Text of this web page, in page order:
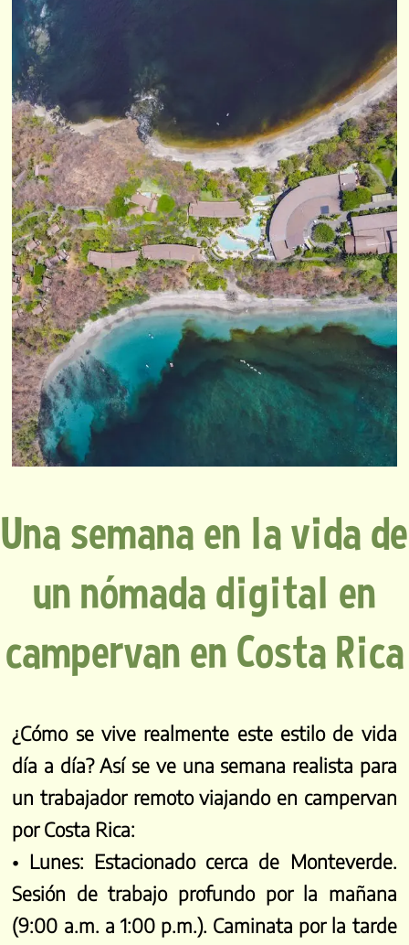
Una semana en la vida de
un nómada digital en
campervan en Costa Rica
¿Cómo se vive realmente este estilo de vida
día a día? Así se ve una semana realista para
un trabajador remoto viajando en campervan
por Costa Rica:
• Lunes: Estacionado cerca de Monteverde.
Sesión de trabajo profundo por la mañana
(9:00 a.m. a 1:00 p.m.). Caminata por la tarde